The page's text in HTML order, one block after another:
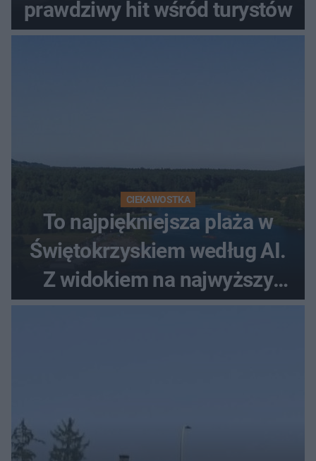
prawdziwy hit wśród turystów
CIEKAWOSTKA
To najpiękniejsza plaża w
Świętokrzyskiem według AI.
Z widokiem na najwyższy
szczyt Gór Świętokrzyskich